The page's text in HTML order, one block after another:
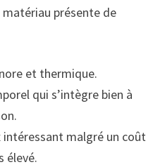
présente de
et thermique.
qui s’intègre bien à
malgré un coût
élevé.